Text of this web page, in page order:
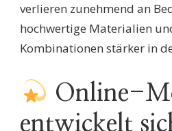
verlieren zunehmend an
hochwertige Materialien
Kombinationen stärker in
Online-
entwickelt